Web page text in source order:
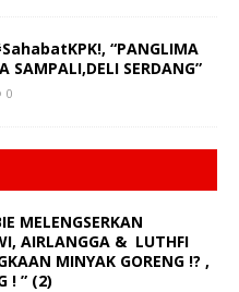
“PANGLIMA
SAMPALI,DELI SERDANG”
0
MELENGSERKAN
AIRLANGGA & LUTHFI
MINYAK GORENG !? ,
! ” (2)